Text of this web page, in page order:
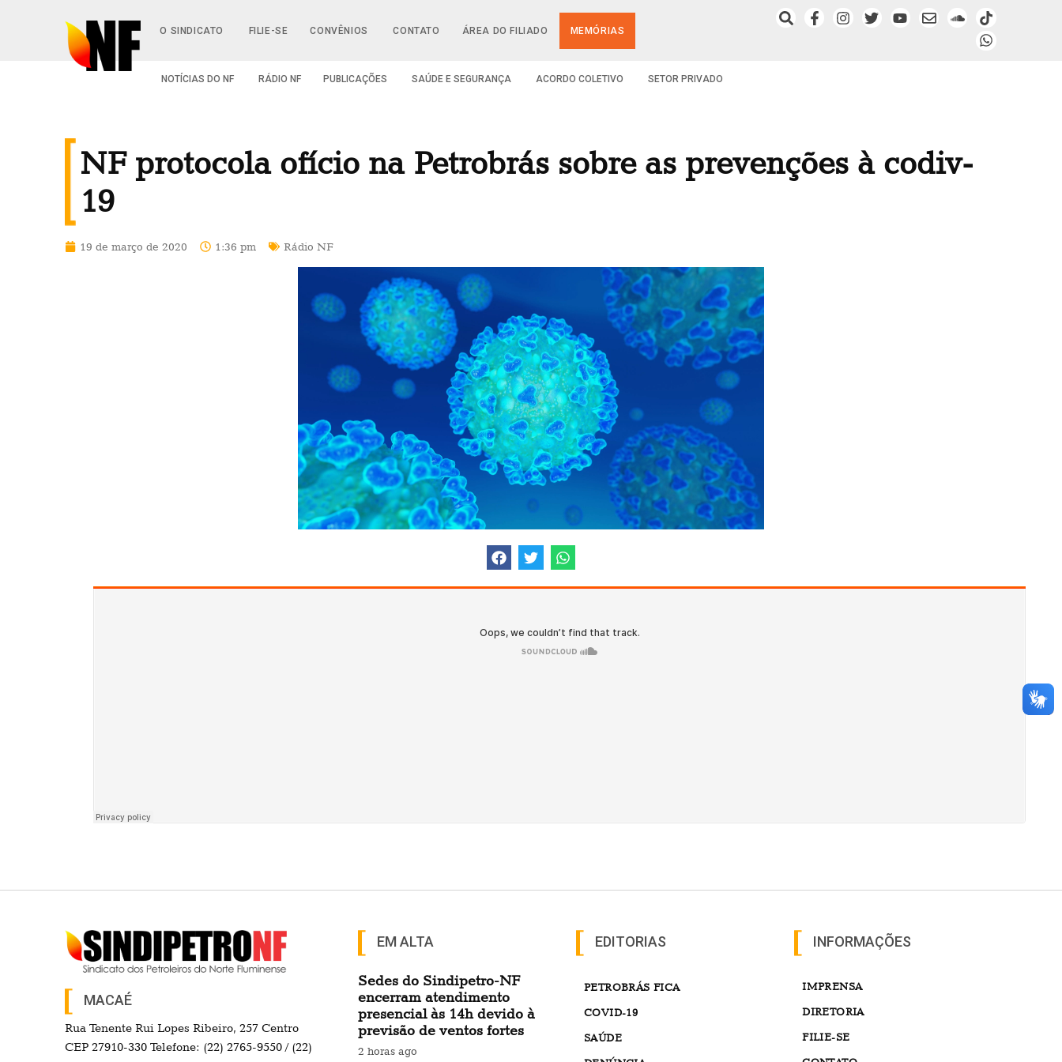
O SINDICATO FILIE-SE CONVÊNIOS CONTATO ÁREA DO FILIADO MEMÓRIAS
NOTÍCIAS DO NF RÁDIO NF PUBLICAÇÕES SAÚDE E SEGURANÇA ACORDO COLETIVO SETOR PRIVADO
NF protocola ofício na Petrobrás sobre as prevenções à codiv-
19
19 de março de 2020 1:36 pm Rádio NF
MACAÉ
Rua Tenente Rui Lopes Ribeiro, 257 Centro
CEP 27910-330 Telefone: (22) 2765-9550 / (22)
EM ALTA
Sedes do Sindipetro-NF
encerram atendimento
presencial às 14h devido à
previsão de ventos fortes
2 horas ago
EDITORIAS
PETROBRÁS FICA
COVID-19
SAÚDE
INFORMAÇÕES
IMPRENSA
DIRETORIA
FILIE-SE